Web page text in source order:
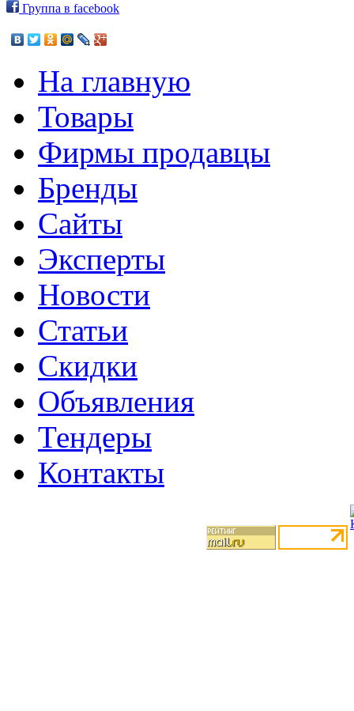
Группа в facebook
На главную
Товары
Фирмы продавцы
Бренды
Сайты
Эксперты
Новости
Статьи
Скидки
Объявления
Тендеры
Контакты